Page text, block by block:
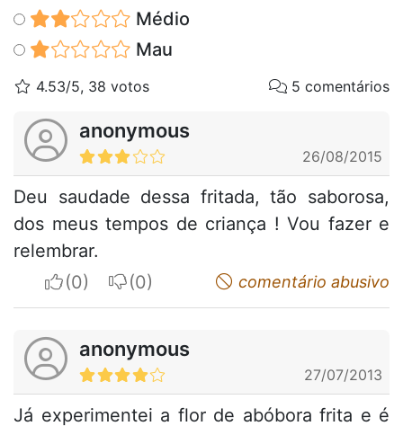
Médio
Mau
4.53/5, 38 votos 5 comentários
anonymous
26/08/2015
Deu saudade dessa fritada, tão saborosa,
dos meus tempos de criança ! Vou fazer e
relembrar.
I apreciateI do not appreciatecomentário abusivo
anonymous
27/07/2013
Já experimentei a flor de abóbora frita e é